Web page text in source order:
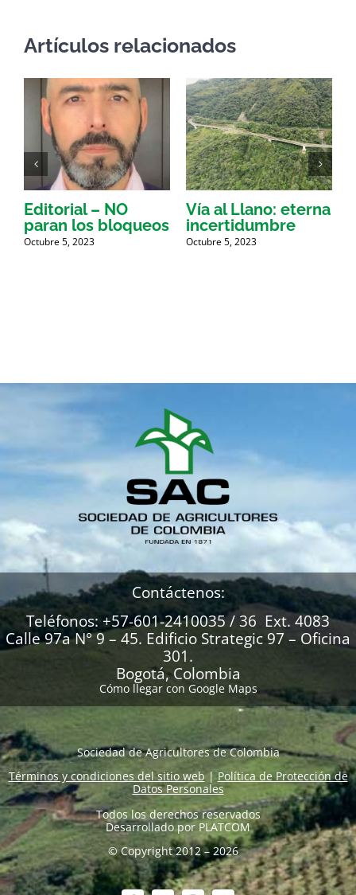
Artículos relacionados
Editorial – NO
paran los bloqueos
Octubre 5, 2023
Vía al Llano: eterna
incertidumbre
Octubre 5, 2023
Contáctenos:
Teléfonos: +57-601-2410035 / 36 Ext. 4083
Calle 97a N° 9 – 45. Edificio Strategic 97 – Oficina
301.
Bogotá, Colombia
Cómo llegar con Google Maps
Sociedad de Agricultores de Colombia
Términos y condiciones del sitio web|Política de Protección de
Datos Personales
Todos los derechos reservados
Desarrollado por PLATCOM
© Copyright 2012 – 2026